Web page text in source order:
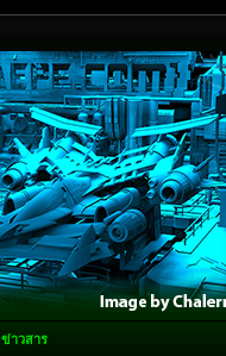
ข่าวสาร